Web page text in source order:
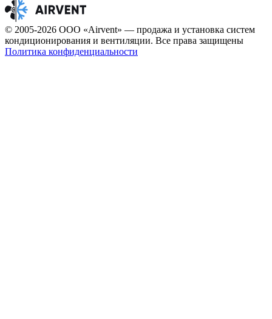
© 2005-2026 ООО «Airvent» — продажа и установка систем
кондиционирования и вентиляции. Все права защищены
Политика конфиденциальности